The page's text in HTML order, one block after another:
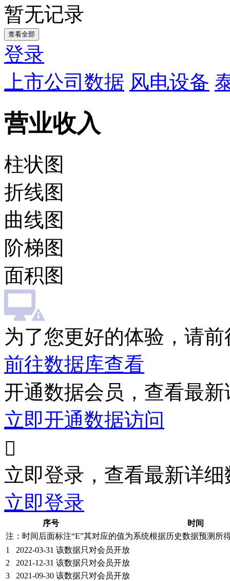
暂无记录
查看全部
登录
上市公司数据 风电设备
营业收入
柱状图
折线图
曲线图
阶梯图
面积图
为了您更好的体验，请
前往数据库查看
开通数据会员，查看最
立即开通数据访问

立即登录，查看最新详细
立即登录
序号
时间
注：时间后面标注“E”其对应的值为系统根据历史数据预测所
1
2022-03-31 该数据只对会员开放
2
2021-12-31 该数据只对会员开放
3
2021-09-30 该数据只对会员开放